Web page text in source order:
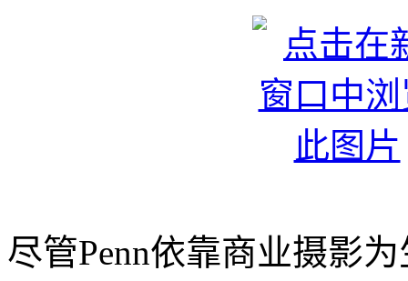
尽管Penn依靠商业摄影